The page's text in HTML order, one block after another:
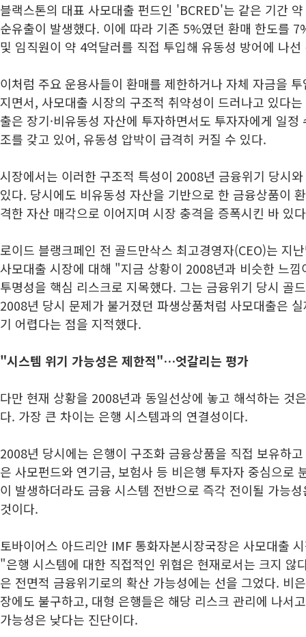
블랙스톤의 대표 사모대출 펀드인 'BCRED'는 같은 기간
순유출이 발생했다. 이에 따라 기존 5%였던 환매 한도를
및 임직원이 약 4억달러를 직접 투입해 유동성 방어에 나
이처럼 주요 운용사들이 환매를 제한하거나 자체 자금을
지면서, 사모대출 시장의 구조적 취약성이 드러나고 있다
출은 장기·비유동성 자산에 투자하면서도 투자자에게 일
조를 갖고 있어, 유동성 압박이 급격히 커질 수 있다.
시장에서는 이러한 구조적 특성이 2008년 금융위기 당시
있다. 당시에도 비유동성 자산을 기반으로 한 금융상품이
격한 자산 매각으로 이어지며 시장 충격을 증폭시킨 바 있
로이드 블랭크페인 전 골드만삭스 최고경영자(CEO)는 지
사모대출 시장에 대해 "지금 상황이 2008년과 비슷한 느
투명성을 핵심 리스크로 지목했다. 그는 금융위기 당시 골
2008년 당시 문제가 불거졌던 파생상품처럼 사모대출은
기 어렵다는 점을 지적했다.
"시스템 위기 가능성은 제한적"…엇갈리는 평가
다만 현재 상황을 2008년과 동일선상에 놓고 해석하는 것
다. 가장 큰 차이는 은행 시스템과의 연결성이다.
2008년 당시에는 은행이 구조화 금융상품을 직접 보유하
은 사모펀드와 연기금, 보험사 등 비은행 투자자 중심으로
이 발생하더라도 금융 시스템 전반으로 즉각 전이될 가능
것이다.
토바이어스 아드리안 IMF 통화자본시장국장은 사모대출
"은행 시스템에 대한 직접적인 위협은 현재로서는 크지 않
은 전면적 금융위기로의 확산 가능성에는 선을 그었다. 비
장에도 불구하고, 대형 은행들은 해당 리스크 관리에 나서
가능성은 낮다는 진단이다.